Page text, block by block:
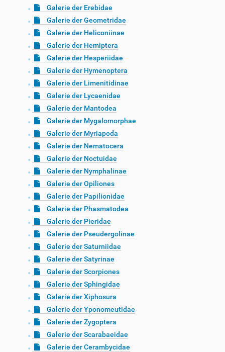
Galerie der Erebidae
Galerie der Geometridae
Galerie der Heliconiinae
Galerie der Hemiptera
Galerie der Hesperiidae
Galerie der Hymenoptera
Galerie der Limenitidinae
Galerie der Lycaenidae
Galerie der Mantodea
Galerie der Mygalomorphae
Galerie der Myriapoda
Galerie der Nematocera
Galerie der Noctuidae
Galerie der Nymphalinae
Galerie der Opiliones
Galerie der Papilionidae
Galerie der Phasmatodea
Galerie der Pieridae
Galerie der Pseudergolinae
Galerie der Saturniidae
Galerie der Satyrinae
Galerie der Scorpiones
Galerie der Sphingidae
Galerie der Xiphosura
Galerie der Yponomeutidae
Galerie der Zygoptera
Galerie der Scarabaeidae
Galerie der Cerambycidae